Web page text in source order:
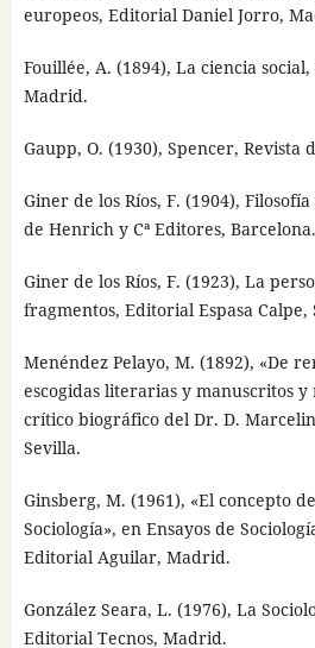
europeos, Editorial Daniel Jorro,
Fouillée, A. (1894), La ciencia
Madrid.
Gaupp, O. (1930), Spencer, Revista
Giner de los Ríos, F. (1904),
de Henrich y Cª Editores, Barcelona.
Giner de los Ríos, F. (1923), La
fragmentos, Editorial Espasa
Menéndez Pelayo, M. (1892), «De
escogidas literarias y manuscritos
crítico biográfico del Dr. D.
Sevilla.
Ginsberg, M. (1961), «El concepto
Sociología», en Ensayos de
Editorial Aguilar, Madrid.
González Seara, L. (1976), La
Editorial Tecnos, Madrid.